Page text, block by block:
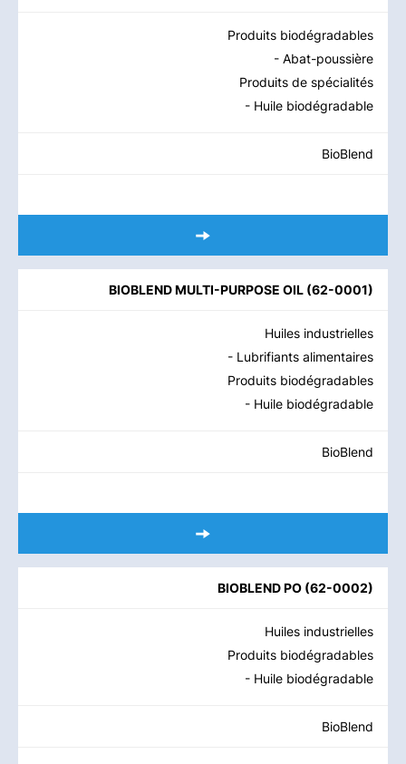
Produits biodégradables
- Abat-poussière
Produits de spécialités
- Huile biodégradable
BioBlend
BIOBLEND MULTI-PURPOSE OIL (62-0001)
Huiles industrielles
- Lubrifiants alimentaires
Produits biodégradables
- Huile biodégradable
BioBlend
BIOBLEND PO (62-0002)
Huiles industrielles
Produits biodégradables
- Huile biodégradable
BioBlend